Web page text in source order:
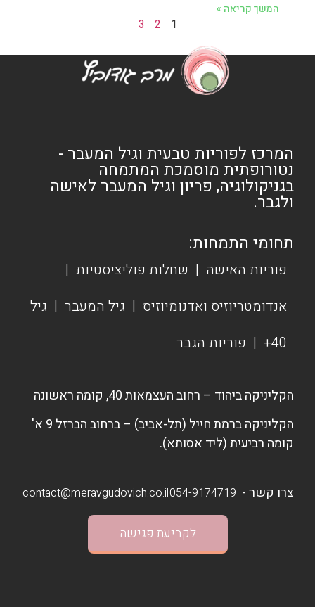
המשך קריאה »
1
2
3
המרכז לפוריות טבעית וגיל המעבר -
נטורופתית מוסמכת המתמחה
בגניקולוגיה, פריון וגיל המעבר לאישה
ולגבר.
תחומי התמחות:
פוריות האישה | שחלות פוליציסטיות |
אנדומטריוזיס ואדנומיוזיס | גיל המעבר | גיל
40+
| פוריות הגבר
הקליניקה ביהוד – רחוב העצמאות 40, קומה ראשונה
הקליניקה ברמת חייל (תל-אביב) – ברחוב הברזל 9 א'
קומה רביעית (ליד אסותא).
צרו קשר - 054-9174719
contact@meravgudovich.co.il
לקביעת פגישה